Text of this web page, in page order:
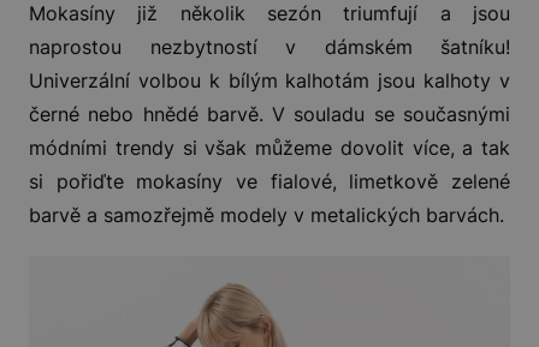
Mokasíny již několik sezón triumfují a jsou
naprostou nezbytností v dámském šatníku!
Univerzální volbou k bílým kalhotám jsou kalhoty v
černé nebo hnědé barvě. V souladu se současnými
módními trendy si však můžeme dovolit více, a tak
si pořiďte mokasíny ve fialové, limetkově zelené
barvě a samozřejmě modely v metalických barvách.